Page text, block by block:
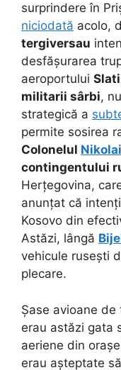
surprindere în
niciodată acolo,
tergiversau
desfășurarea
aeroportului
militarii sârbi,
strategică a
permite sosirea
Colonelul
contingentului
Herțegovina,
anunțat că
Kosovo din
Astăzi, lângă
vehicule rusești
plecare.
Șase avioane
erau astăzi gata
aeriene din
erau așteptate